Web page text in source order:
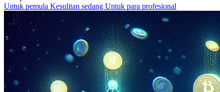
Untuk pemula Kesulitan sedang Untuk para profesional